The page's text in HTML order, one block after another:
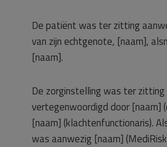
De patiënt was ter zitting
van zijn echtgenote, [naam],
[naam].
De zorginstelling was ter zitting
vertegenwoordigd door [naam]
[naam] (klachtenfunctionaris).
was aanwezig [naam]